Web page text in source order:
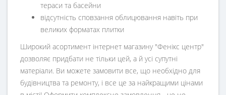
тераси та басейни
відсутність сповзання облицювання навіть при
великих форматах плитки
Широкий асортимент інтернет магазину "Фенікс центр"
дозволяє придбати не тільки цей, а й усі супутні
матеріали. Ви можете замовити все, що необхідно для
будівництва та ремонту, і все це за найкращими цінами